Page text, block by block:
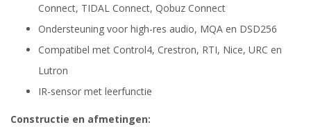
Connect, TIDAL Connect, Qobuz Connect
Ondersteuning voor high-res audio, MQA en DSD256
Compatibel met Control4, Crestron, RTI, Nice, URC en
Lutron
IR-sensor met leerfunctie
Constructie en afmetingen: